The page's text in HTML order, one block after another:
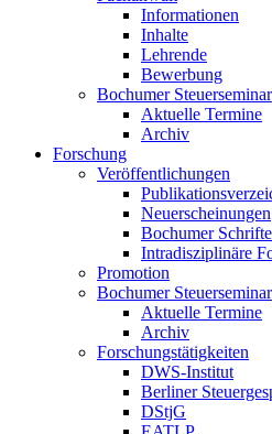
Informationen
Inhalte
Lehrende
Bewerbung
Bochumer Steuerseminar
Aktuelle Termine
Archiv
Forschung
Veröffentlichungen
Neuerscheinungen
Bochumer
Intradisziplinäre
Promotion
Bochumer Steuerseminar
Aktuelle Termine
Archiv
Forschungstätigkeiten
DWS-Institut
Berliner
DStjG